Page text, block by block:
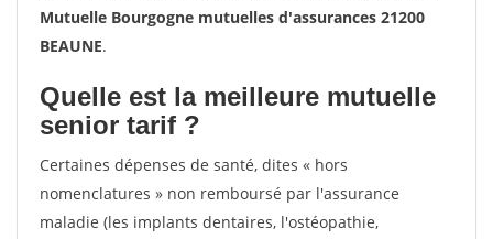
Mutuelle Bourgogne mutuelles d'assurances 21200
BEAUNE.
Quelle est la meilleure mutuelle
senior tarif ?
Certaines dépenses de santé, dites « hors
nomenclatures » non remboursé par l'assurance
maladie (les implants dentaires, l'ostéopathie,